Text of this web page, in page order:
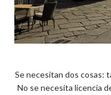
Se necesitan dos cosas:
No se necesita licencia